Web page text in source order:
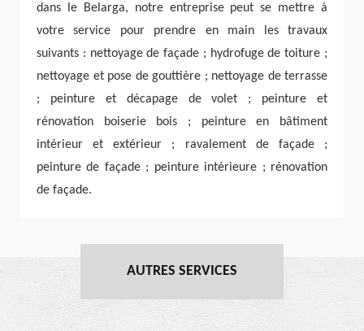
dans le Belarga, notre entreprise peut se mettre à
votre service pour prendre en main les travaux
suivants : nettoyage de façade ; hydrofuge de toiture ;
nettoyage et pose de gouttière ; nettoyage de terrasse
; peinture et décapage de volet ; peinture et
rénovation boiserie bois ; peinture en bâtiment
intérieur et extérieur ; ravalement de façade ;
peinture de façade ; peinture intérieure ; rénovation
de façade.
AUTRES SERVICES